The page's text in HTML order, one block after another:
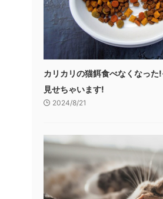
カリカリの猫餌食べなくなった
見せちゃいます!
2024/8/21